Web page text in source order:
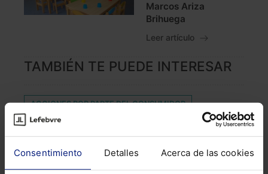
Consentimiento Detalles Acerca de las cookies
Marcos Ariza
Brihuega
Leer artículo
TAMBIÉN TE PUEDE INTERESAR
ACCIONES POR PARTE DEL CONSUMIDOR
ACUERDA
CIBERINCIDENTE
CORTE PENAL INTERNACIONAL